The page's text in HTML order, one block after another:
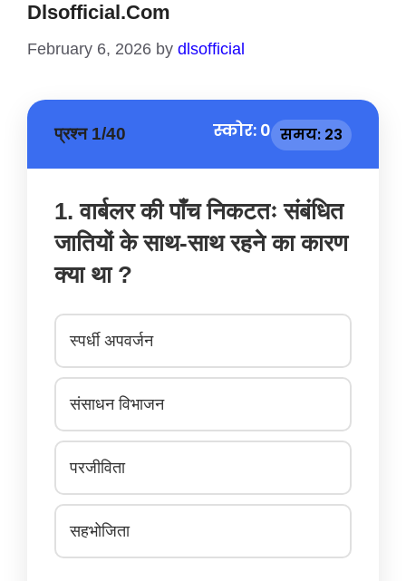
Dlsofficial.com
February 6, 2026 by dlsofficial
प्रश्न 1/40 स्कोर: 0 समय: 23
1. वार्बलर की पाँच निकटतः संबंधित
जातियों के साथ-साथ रहने का कारण
क्या था ?
स्पर्धी अपवर्जन
संसाधन विभाजन
परजीविता
सहभोजिता